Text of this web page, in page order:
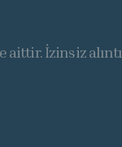
İzinsiz